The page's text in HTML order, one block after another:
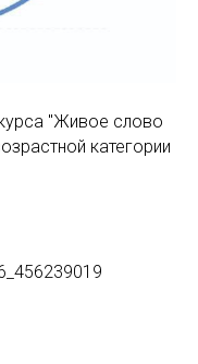
"Живое слово
категории